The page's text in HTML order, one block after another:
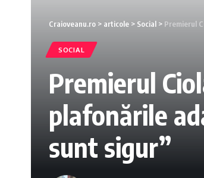
Craioveanu.ro > articole > Social > Premierul
SOCIAL
Premierul
plafonările
sunt sigur”